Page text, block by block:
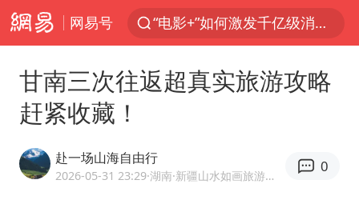
网易号
台风白海豚已进入24小时警戒线
沙特土耳其巴基斯坦签署共同防务协议
上海：台风白海豚或将带来龙卷风
甘南三次往返超真实旅游攻略
赶紧收藏！
赴一场山海自由行
2026-05-31 23:29·湖南 ·新疆山水如画旅游有限公司官方企业号
0